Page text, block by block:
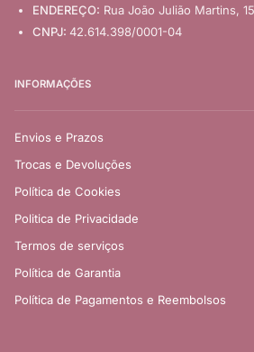
ENDEREÇO: Rua João Julião Martins,
CNPJ: 42.614.398/0001-04
INFORMAÇÕES
Envios e Prazos
Trocas e Devoluções
Política de Cookies
Politica de Privacidade
Termos de serviços
Política de Garantia
Política de Pagamentos e Reembolsos